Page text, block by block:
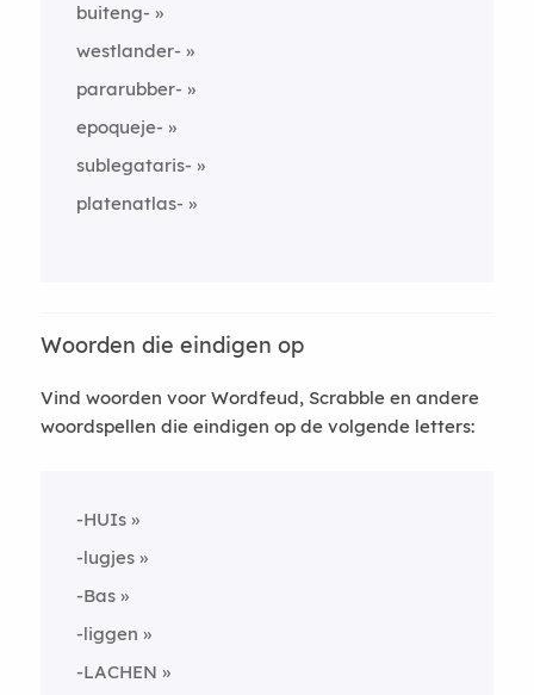
buiteng-
westlander-
pararubber-
epoqueje-
sublegataris-
platenatlas-
Woorden die eindigen op
Vind woorden voor Wordfeud, Scrabble en andere
woordspellen die eindigen op de volgende letters:
-HUIs
-lugjes
-Bas
-liggen
-LACHEN